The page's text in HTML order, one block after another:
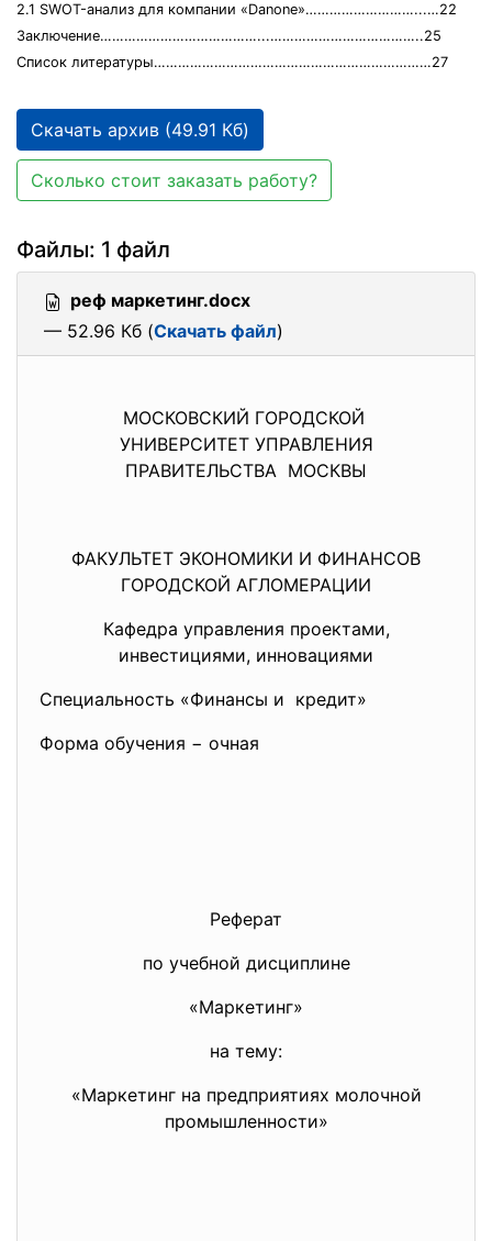
2.1 SWOT-анализ для компании «Danone»………………………...…22
Заключение…………………………………...………………………………..25
Список литературы……………………………………………………………27
Скачать архив (49.91 Кб)
Сколько стоит заказать работу?
Файлы: 1 файл
реф маркетинг.docx
— 52.96 Кб (Скачать файл)
МОСКОВСКИЙ ГОРОДСКОЙ
УНИВЕРСИТЕТ УПРАВЛЕНИЯ
ПРАВИТЕЛЬСТВА МОСКВЫ
ФАКУЛЬТЕТ ЭКОНОМИКИ И ФИНАНСОВ
ГОРОДСКОЙ АГЛОМЕРАЦИИ
Кафедра управления проектами,
инвестициями, инновациями
Специальность «Финансы и кредит»
Форма обучения − очная
Реферат
по учебной дисциплине
«Маркетинг»
на тему:
«Маркетинг на предприятиях молочной
промышленности»